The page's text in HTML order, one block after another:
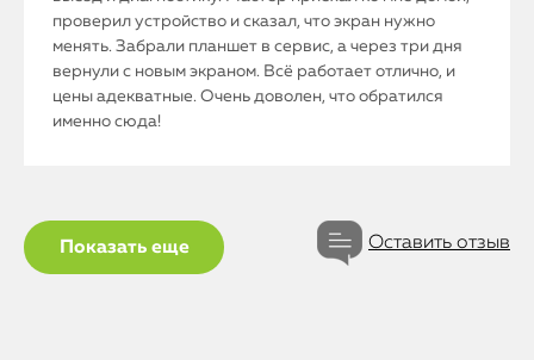
проверил устройство и сказал, что экран нужно
менять. Забрали планшет в сервис, а через три дня
вернули с новым экраном. Всё работает отлично, и
цены адекватные. Очень доволен, что обратился
именно сюда!
Показать еще Оставить отзыв